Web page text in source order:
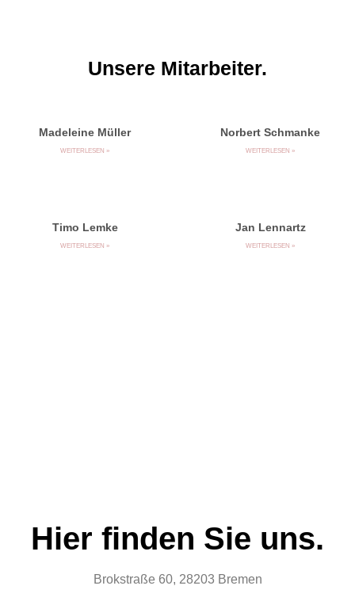
Unsere Mitarbeiter.
Madeleine Müller
WEITERLESEN »
Norbert Schmanke
WEITERLESEN »
Timo Lemke
WEITERLESEN »
Jan Lennartz
WEITERLESEN »
Hier finden Sie uns.
Brokstraße 60, 28203 Bremen